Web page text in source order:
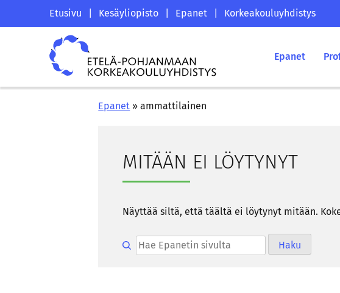
Etelä-
Pohjanmaan
korkeakouluyhdistyksen
saapumissivu
Etusivu Kesäyliopisto Epanet Korkeakouluyhdistys
Etelä-
Pohjanmaan
korkeakouluyhdistys
Epanet
Epanet »ammattilainen
MI­TÄÄN EI LÖY­TY­NYT
Näyt­tää siltä, että tääl­tä ei löy­ty­nyt mi­tään.
Hae epanetin sivulta Haku